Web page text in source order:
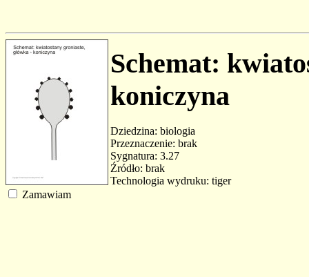
Schemat:
koniczyna
Dziedzina: biologia
Przeznaczenie: brak
Sygnatura: 3.27
Źródło: brak
Technologia wydruku: tiger
Zamawiam